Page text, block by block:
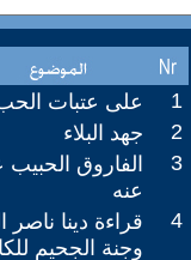
على عتبات
1
جهد البلاء
2
الفاروق
عنه
3
قراءة دينا ناصر
وجنة الجحيم
4